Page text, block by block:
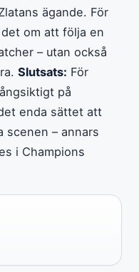
ägande. För
om att följa en
– utan också
Slutsats: För
på
enda sättet att
scenen – annars
i Champions